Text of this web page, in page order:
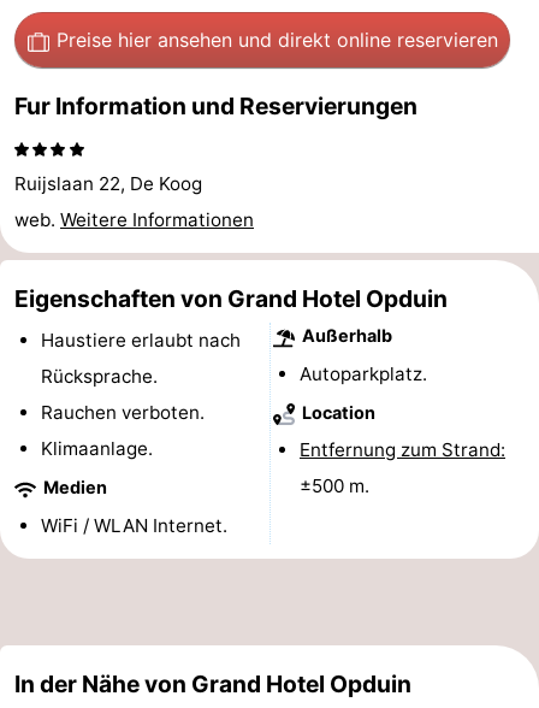
Waal
Oosterend
Natur
Aussichtspunkte
Übernachten
Appartements
-
Bosch
Zee
-
Vlijt
Hoeve
Holland
-
Land
Strandhuys
-
Preise hier ansehen und direkt online reservieren
Fur Information und Reservierungen
Ruijslaan 22, De Koog
web. Weitere Informationen
Eigenschaften von Grand Hotel Opduin
Haustiere erlaubt nach
Rücksprache.
Rauchen verboten.
Klimaanlage.
Medien
WiFi / WLAN Internet.
Außerhalb
Autoparkplatz.
Location
Entfernung zum Strand:
±500 m.
In der Nähe von Grand Hotel Opduin